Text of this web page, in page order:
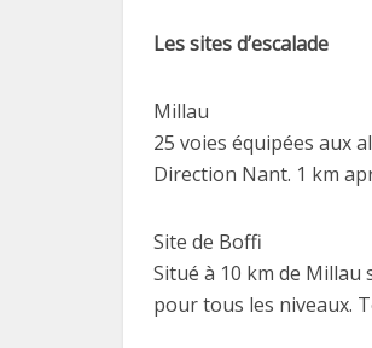
Les sites d’escalade
Millau
25 voies équipées aux
Direction Nant. 1 km
Site de Boffi
Situé à 10 km de Millau
pour tous les niveaux.